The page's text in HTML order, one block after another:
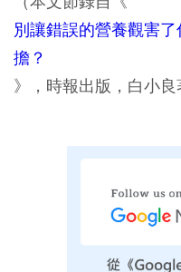
別讓錯誤的營養觀害
擔？
》，時報出版，白小良